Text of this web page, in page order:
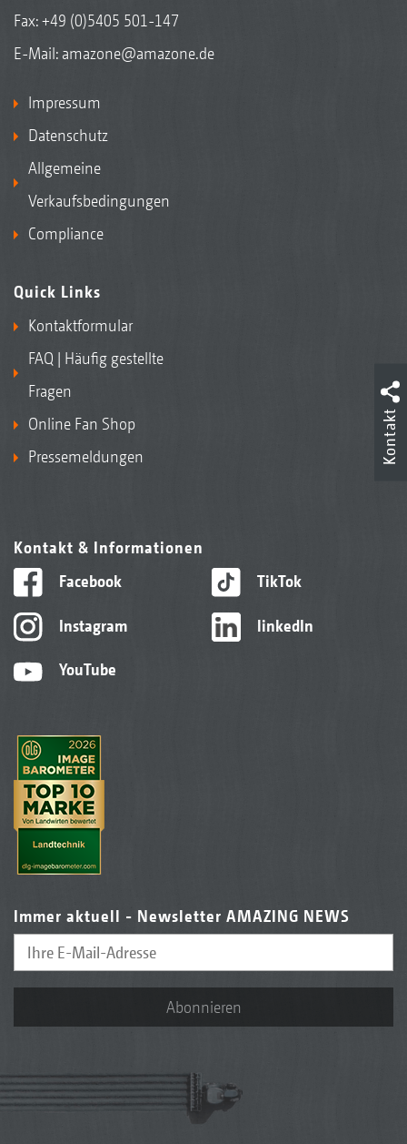
Fax: +49 (0)5405 501-147
E-Mail: amazone@amazone.de
Impressum
Datenschutz
Allgemeine
Verkaufsbedingungen
Compliance
Quick Links
Kontaktformular
FAQ | Häufig gestellte
Fragen
Online Fan Shop
Pressemeldungen
Kontakt & Informationen
Facebook
Instagram
YouTube
TikTok
linkedIn
Immer aktuell - Newsletter AMAZING NEWS
Abonnieren
Kontakt